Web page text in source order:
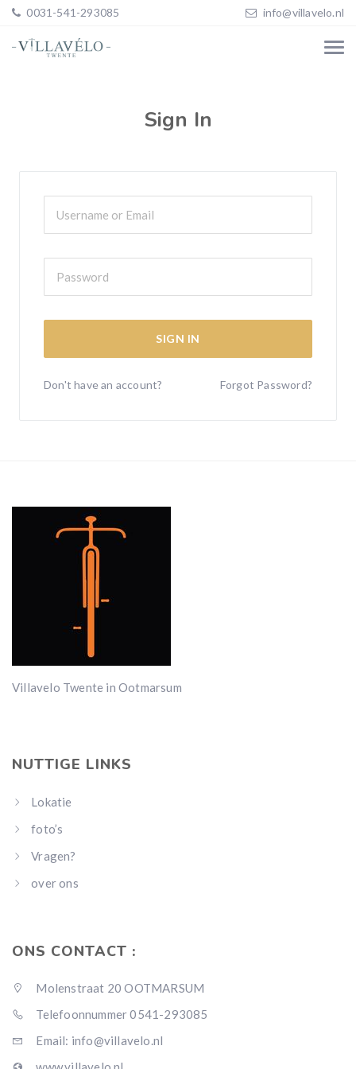
0031-541-293085 info@villavelo.nl
Sign In
SIGN IN
Don't have an account? Forgot Password?
Villavelo Twente in Ootmarsum
NUTTIGE LINKS
Lokatie
foto’s
Vragen?
over ons
ONS CONTACT :
Molenstraat 20 OOTMARSUM
Telefoonnummer 0541-293085
Email: info@villavelo.nl